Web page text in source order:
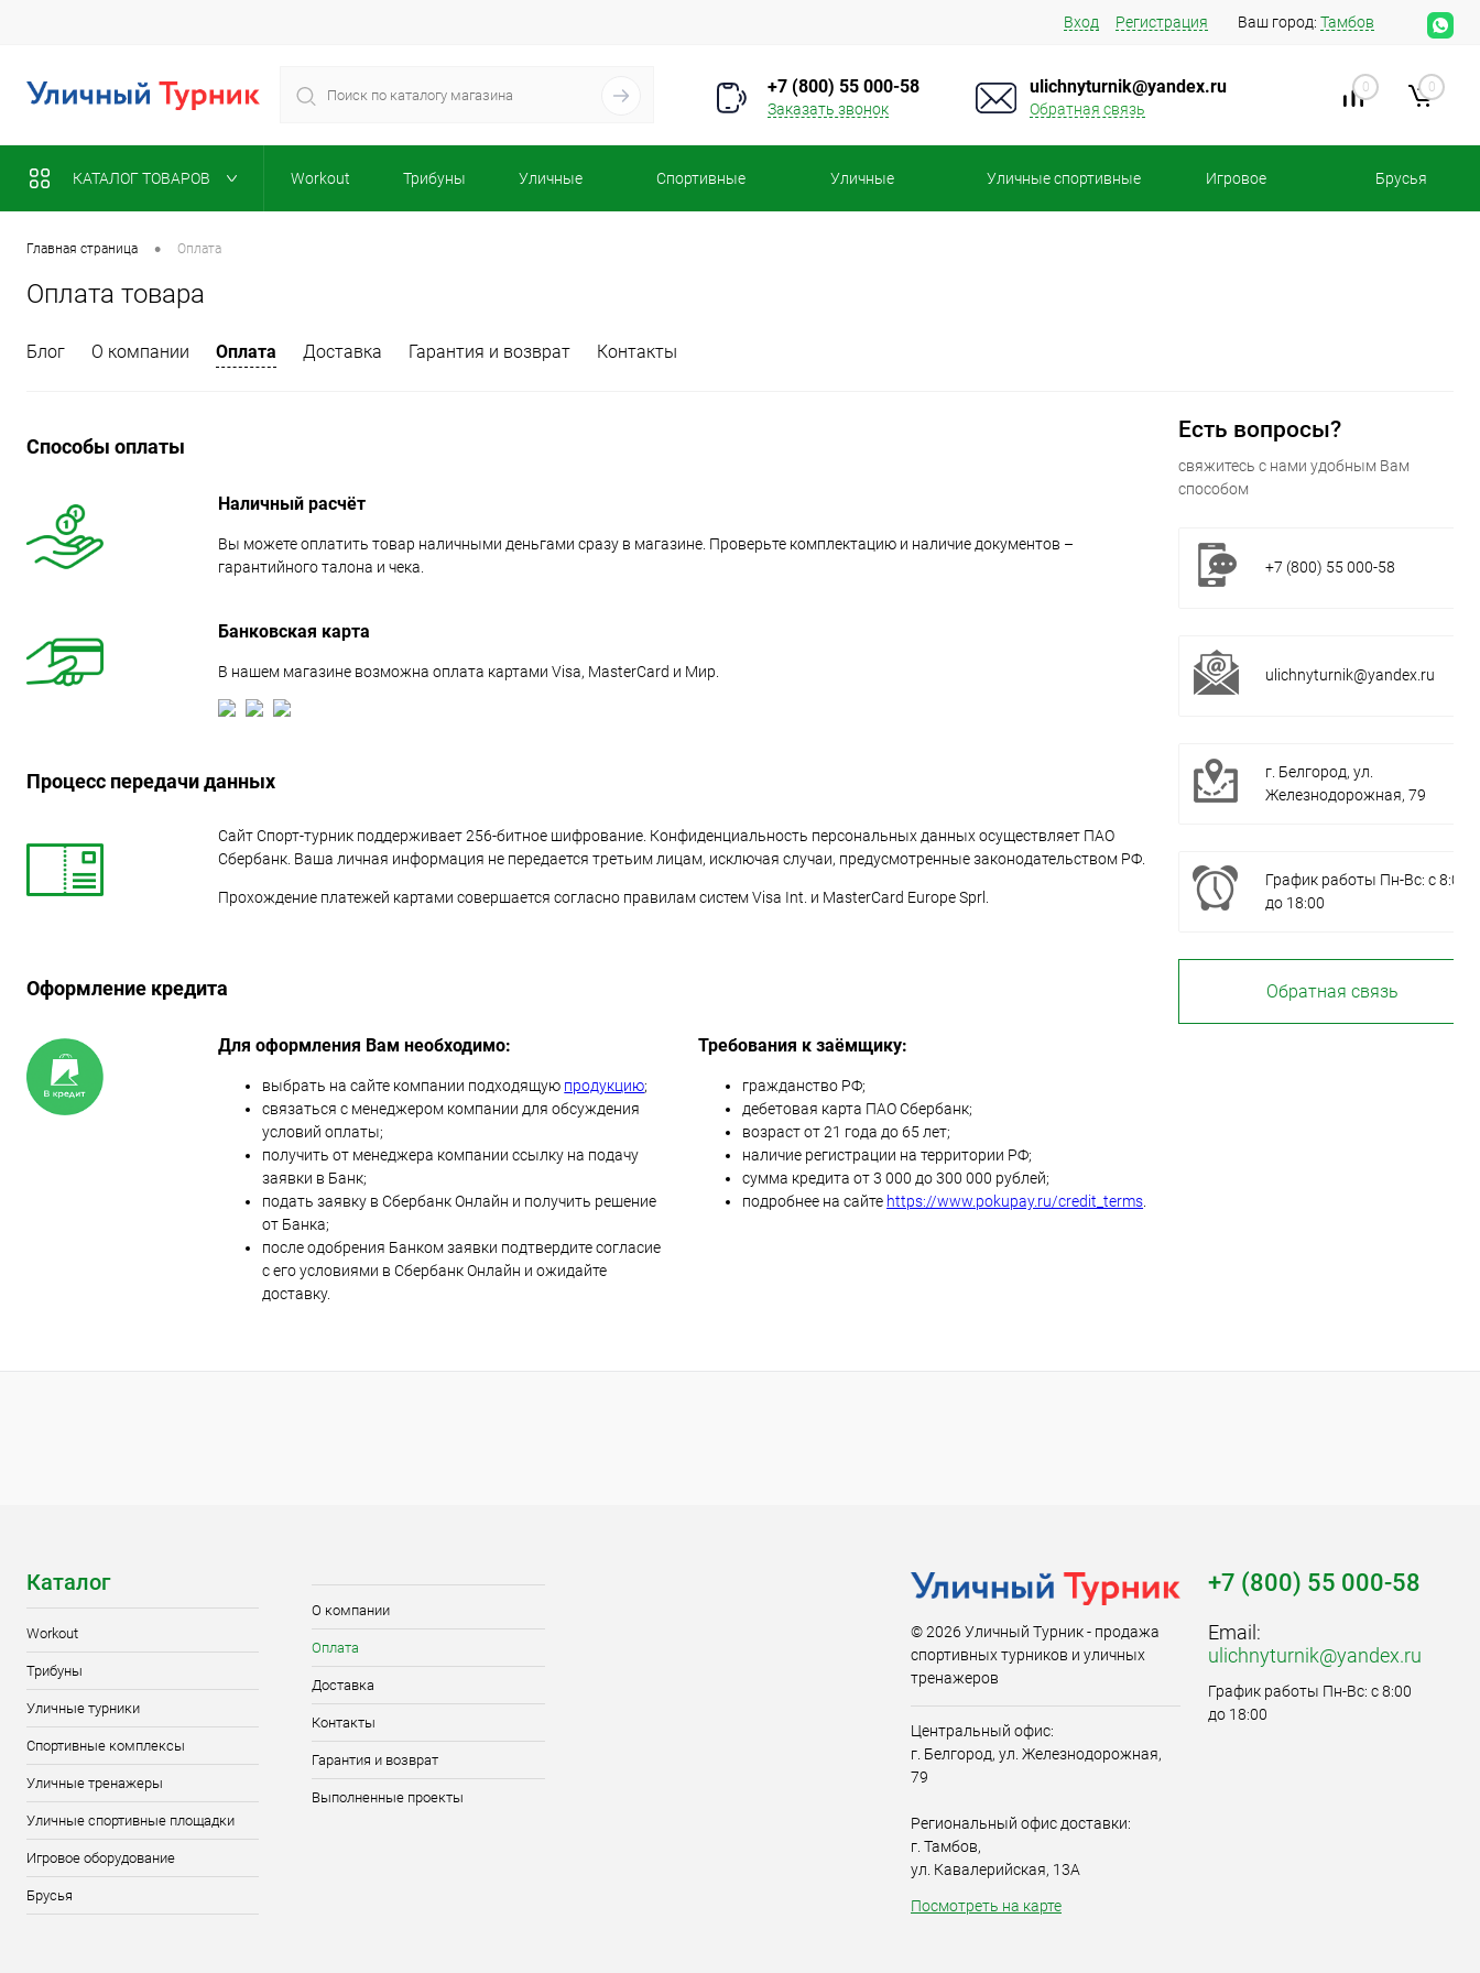
Вход Регистрация Ваш город: Тамбов
+7 (800) 55 000-58
Заказать звонок
ulichnyturnik@yandex.ru
Обратная связь
0 0
КАТАЛОГ ТОВАРОВ Workout Трибуны Уличные Спортивные Уличные Уличные спортивные Игровое Брусья
Главная страница • Оплата
Оплата товара
Блог О компании Оплата Доставка Гарантия и возврат Контакты
Способы оплаты
Наличный расчёт
Вы можете оплатить товар наличными деньгами сразу в магазине. Проверьте комплектацию и наличие документов –
гарантийного талона и чека.
Банковская карта
В нашем магазине возможна оплата картами Visa, MasterCard и Мир.
Процесс передачи данных
Сайт Спорт-турник поддерживает 256-битное шифрование. Конфиденциальность персональных данных осуществляет ПАО
Сбербанк. Ваша личная информация не передается третьим лицам, исключая случаи, предусмотренные законодательством РФ.
Прохождение платежей картами совершается согласно правилам систем Visa Int. и MasterCard Europe Sprl.
Оформление кредита
Для оформления Вам необходимо:
выбрать на сайте компании подходящую продукцию;
связаться с менеджером компании для обсуждения
условий оплаты;
получить от менеджера компании ссылку на подачу
заявки в Банк;
подать заявку в Сбербанк Онлайн и получить решение
от Банка;
после одобрения Банком заявки подтвердите согласие
с его условиями в Сбербанк Онлайн и ожидайте
доставку.
Требования к заёмщику:
гражданство РФ;
дебетовая карта ПАО Сбербанк;
возраст от 21 года до 65 лет;
наличие регистрации на территории РФ;
сумма кредита от 3 000 до 300 000 рублей;
подробнее на сайте https://www.pokupay.ru/credit_terms
Есть вопросы?
свяжитесь с нами удобным Вам
способом
+7 (800) 55 000-58
ulichnyturnik@yandex.ru
г. Белгород, ул.
Железнодорожная, 79
График работы Пн-Вс: с 8:00
до 18:00
Обратная связь
Каталог
Workout
Трибуны
Уличные турники
Спортивные комплексы
Уличные тренажеры
Уличные спортивные площадки
Игровое оборудование
Брусья
О компании
Оплата
Доставка
Контакты
Гарантия и возврат
Выполненные проекты
© 2026 Уличный Турник - продажа
спортивных турников и уличных
тренажеров
Центральный офис:
г. Белгород, ул. Железнодорожная,
79
Региональный офис доставки:
г. Тамбов,
ул. Кавалерийская, 13А
Посмотреть на карте
+7 (800) 55 000-58
Email:
ulichnyturnik@yandex.ru
График работы Пн-Вс: с 8:00
до 18:00